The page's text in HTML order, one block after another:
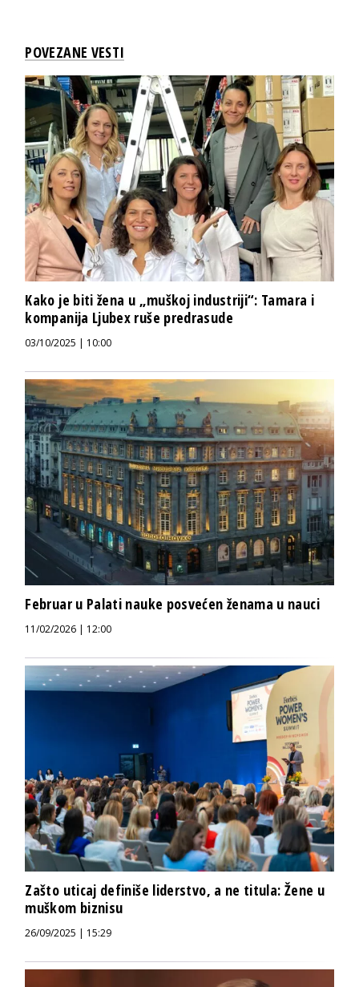
POVEZANE VESTI
Kako je biti žena u „muškoj industriji“: Tamara i
kompanija Ljubex ruše predrasude
03/10/2025 | 10:00
Februar u Palati nauke posvećen ženama u nauci
11/02/2026 | 12:00
Zašto uticaj definiše liderstvo, a ne titula: Žene u
muškom biznisu
26/09/2025 | 15:29